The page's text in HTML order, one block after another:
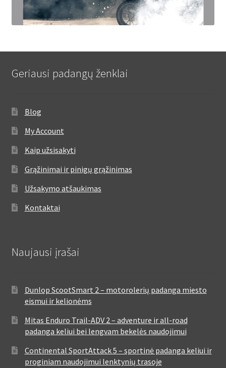
Geriausi padangų ženklai
Blog
My Account
Kaip užsisakyti
Grąžinimai ir pinigų grąžinimas
Užsakymo atšaukimas
Kontaktai
Naujausi įrašai
Dunlop ScootSmart 2 – motorolerių padanga miesto
eismui ir kelionėms
Mitas Enduro Trail-ADV 2 – adventure ir all-road
padanga keliui bei lengvam bekelės naudojimui
Continental SportAttack 5 – sportinė padanga keliui ir
proginiam naudojimui lenktynių trasoje